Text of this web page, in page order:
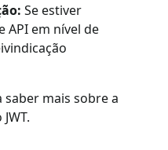
Se estiver
API em nível de
saber mais sobre a